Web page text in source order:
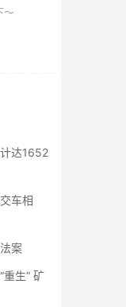
～
达1652
车相
案
重生” 矿